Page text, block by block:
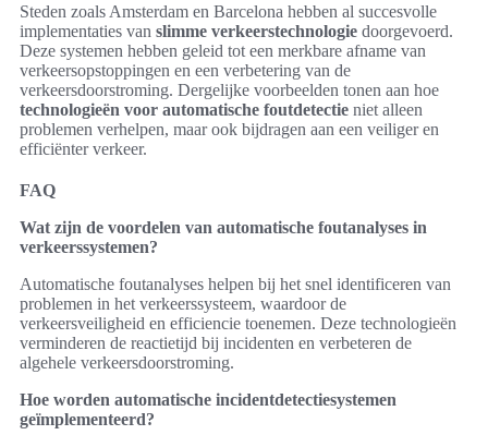
Steden zoals Amsterdam en Barcelona hebben al succesvolle
implementaties van slimme verkeerstechnologie doorgevoerd.
Deze systemen hebben geleid tot een merkbare afname van
verkeersopstoppingen en een verbetering van de
verkeersdoorstroming. Dergelijke voorbeelden tonen aan hoe
technologieën voor automatische foutdetectie niet alleen
problemen verhelpen, maar ook bijdragen aan een veiliger en
efficiënter verkeer.
FAQ
Wat zijn de voordelen van automatische foutanalyses in
verkeerssystemen?
Automatische foutanalyses helpen bij het snel identificeren van
problemen in het verkeerssysteem, waardoor de
verkeersveiligheid en efficiencie toenemen. Deze technologieën
verminderen de reactietijd bij incidenten en verbeteren de
algehele verkeersdoorstroming.
Hoe worden automatische incidentdetectiesystemen
geïmplementeerd?